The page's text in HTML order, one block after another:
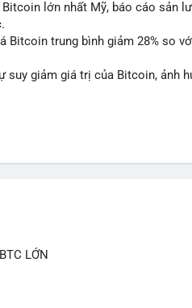
lớn nhất Mỹ, báo cáo sản
Bitcoin trung bình giảm 28% so
suy giảm giá trị của Bitcoin, ảnh
LỚN